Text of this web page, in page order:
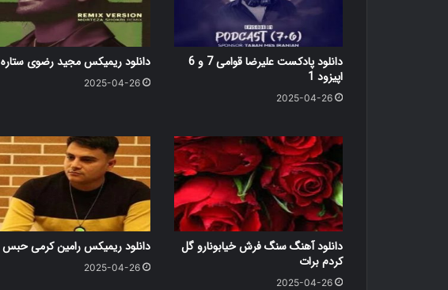
دانلود پادکست علیرضا قوامی 7 و 6
اپیزود 1
2025-04-26
دانلود ریمیکس مجید رضوی ستاره
2025-04-26
دانلود آهنگ سنگ فرش خیابونارو گل
کردم برات
2025-04-26
دانلود ریمیکس رامین کرمی حبس
2025-04-26